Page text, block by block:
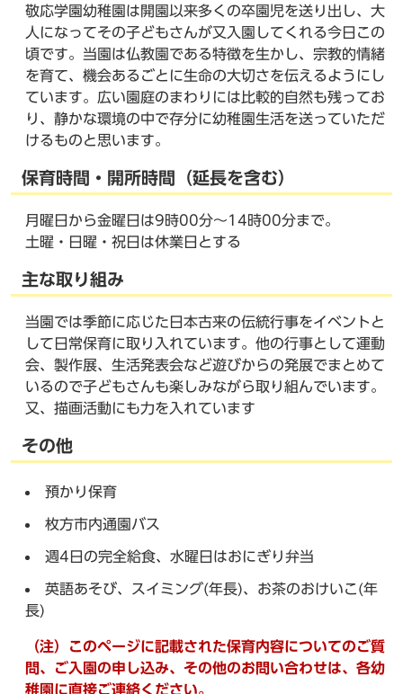
敬応学園幼稚園は開園以来多くの卒園児を送り出し、大
人になってその子どもさんが又入園してくれる今日この
頃です。当園は仏教園である特徴を生かし、宗教的情緒
を育て、機会あるごとに生命の大切さを伝えるようにし
ています。広い園庭のまわりには比較的自然も残ってお
り、静かな環境の中で存分に幼稚園生活を送っていただ
けるものと思います。
保育時間・開所時間（延長を含む）
月曜日から金曜日は9時00分～14時00分まで。
土曜・日曜・祝日は休業日とする
主な取り組み
当園では季節に応じた日本古来の伝統行事をイベントと
して日常保育に取り入れています。他の行事として運動
会、製作展、生活発表会など遊びからの発展でまとめて
いるので子どもさんも楽しみながら取り組んでいます。
又、描画活動にも力を入れています
その他
預かり保育
枚方市内通園バス
週4日の完全給食、水曜日はおにぎり弁当
英語あそび、スイミング(年長)、お茶のおけいこ(年
長)
（注）このページに記載された保育内容についてのご質
問、ご入園の申し込み、その他のお問い合わせは、各幼
稚園に直接ご連絡ください。